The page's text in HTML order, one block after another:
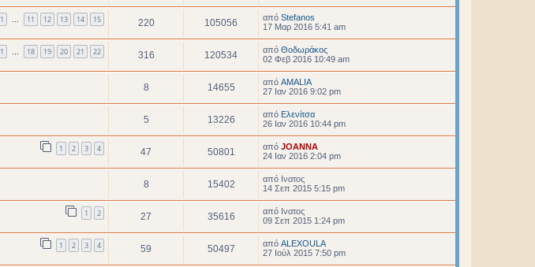
1 … 11 12 13 14 15 220 105056 από Stefanos
17 Μαρ 2016 5:41 am
1 … 18 19 20 21 22 316 120534 από Θοδωράκος
02 Φεβ 2016 10:49 am
8 14655 από AMALIA
27 Ιαν 2016 9:02 pm
5 13226 από Ελενίτσα
26 Ιαν 2016 10:44 pm
1 2 3 4 47 50801 από JOANNA
24 Ιαν 2016 2:04 pm
8 15402 από Ινατος
14 Σεπ 2015 5:15 pm
1 2 27 35616 από Ινατος
09 Σεπ 2015 1:24 pm
1 2 3 4 59 50497 από ALEXOULA
27 Ιούλ 2015 7:50 pm